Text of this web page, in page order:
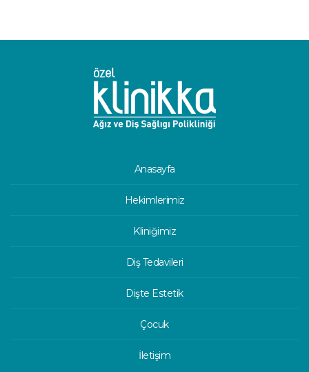
Anasayfa
Hekimlerimiz
Kliniğimiz
Diş Tedavileri
Dişte Estetik
Çocuk
İletişim